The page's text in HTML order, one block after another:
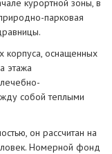
курортной зоны, в
парковая
корпуса, оснащенных
этажа
собой теплыми
он рассчитан на
Номерной фонд